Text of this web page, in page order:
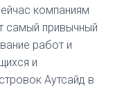
компаниям
самый привычный
работ и
и
Аутсайд в